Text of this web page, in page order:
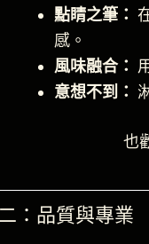
點睛之筆：
感。
風味融合：
意想不到：
也
：品質與專業